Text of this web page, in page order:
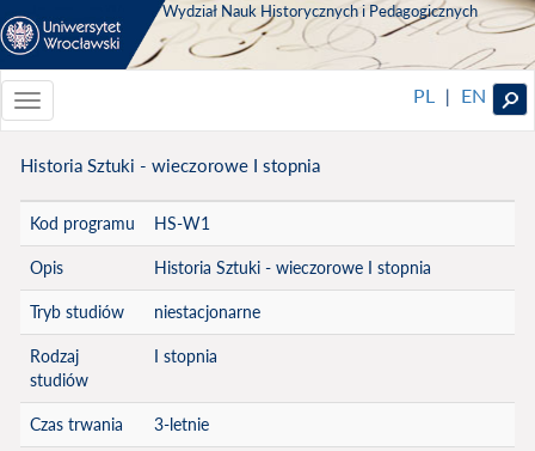
Wydział Nauk Historycznych i Pedagogicznych
Toggle
navigationToggle
PL | EN
Historia Sztuki - wieczorowe I stopnia
Kod programu HS-W1
Opis Historia Sztuki - wieczorowe I stopnia
Tryb studiów niestacjonarne
Rodzaj
studiów
I stopnia
Czas trwania 3-letnie